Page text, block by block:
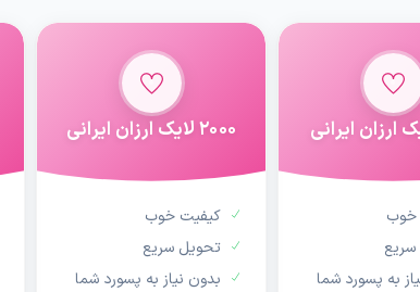
خوب
به پسورد شما
2000 لایک ارزان ایرانی
کیفیت خوب
تحویل سریع
بدون نیاز به پسورد شما